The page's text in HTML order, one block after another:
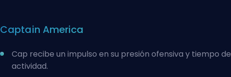
Captain America
Cap recibe un impulso en su presión ofensiva y tiempo de
actividad.